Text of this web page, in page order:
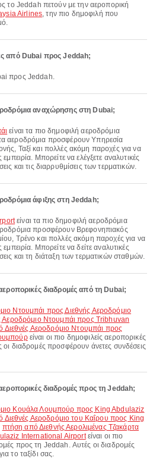
Airlines, την πιο δημοφιλή που
από Dubai προς Jeddah;
προς Jeddah.
αναχώρησης στη Dubai;
είναι τα πιο δημοφιλή αεροδρόμια
αεροδρόμια προσφέρουν Υπηρεσία
Ταξί και πολλές ακόμη παροχές για να
Μπορείτε να ελέγξετε αναλυτικές
και τις διαρρυθμίσεις των τερματικών.
άφιξης στη Jeddah;
είναι τα πιο δημοφιλή αεροδρόμια
προσφέρουν Βρεφονηπιακός
Τρένο και πολλές ακόμη παροχές για να
Μπορείτε να δείτε αναλυτικές
και τη διάταξη των τερματικών σταθμών.
αεροπορικές διαδρομές από τη Dubai;
Ντουμπάι προς Διεθνής Αεροδρόμιο
Αεροδρόμιο Ντουμπάι προς Tribhuvan
Διεθνές Αεροδρόμιο Ντουμπάι προς
είναι οι πιο δημοφιλείς αεροπορικές
διαδρομές προσφέρουν άνετες συνδέσεις
αεροπορικές διαδρομές προς τη Jeddah;
Κουάλα Λουμπούρ προς King Abdulaziz
Διεθνές Αεροδρόμιο του Καΐρου προς King
πτήση από Διεθνής Αερολιμένας Τζακάρτα
International Airportείναι οι πιο
προς τη Jeddah. Αυτές οι διαδρομές
το ταξίδι σας.